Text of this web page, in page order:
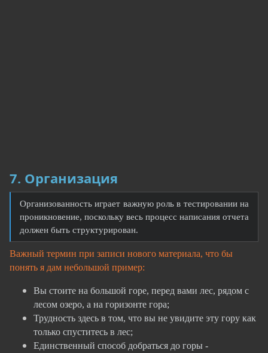
7. Организация
Организованность играет важную роль в тестировании на
проникновение, поскольку весь процесс написания отчета
должен быть структурирован.
Важный термин при записи нового материала, что бы
понять я дам небольшой пример:
Вы стоите на большой горе, перед вами лес, рядом с
лесом озеро, а на горизонте гора;
Трудность здесь в том, что вы не увидите эту гору как
только спуститесь в лес;
Единственный способ добраться до горы -